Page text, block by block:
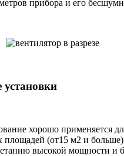
прибора и его
хорошо применяется
площадей (от15 м2 и
высокой мощности и